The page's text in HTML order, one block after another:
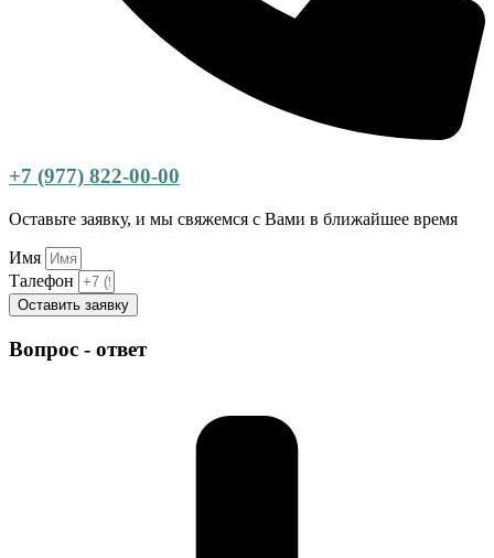
+7 (977) 822-00-00
Оставьте заявку, и мы свяжемся с Вами в ближайшее время
Имя
Талефон
Оставить заявку
Вопрос - ответ